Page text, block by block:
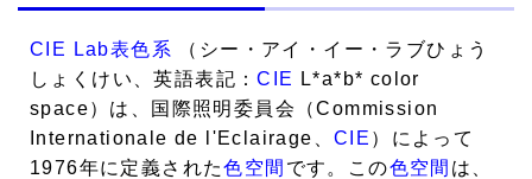
CIE Lab表色系
（シー・アイ・イー・ラブひょう
しょくけい、英語表記：CIE
L*a*b* color
space）は、国際照明委員会（Commission
Internationale de l'Eclairage、 CIE ）によって
1976年に定義された色空間 です。この色空間 は、